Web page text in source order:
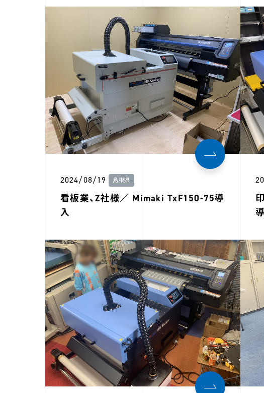
2024/08/19 島根県
看板業、Z社様／ Mimaki TxF150-75導
入